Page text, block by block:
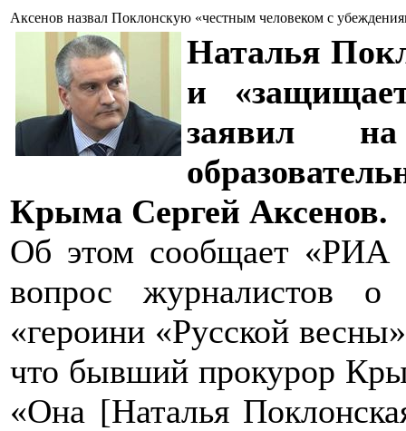
Аксенов назвал Поклонскую «честным человеком с
Наталья
и
заявил на
Крыма Сергей Аксенов.
Об этом сообщает «РИА
вопрос журналистов о
«героини «Русской
что бывший прокурор
«Она [Наталья